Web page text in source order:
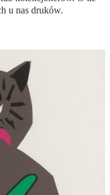
u nas druków.